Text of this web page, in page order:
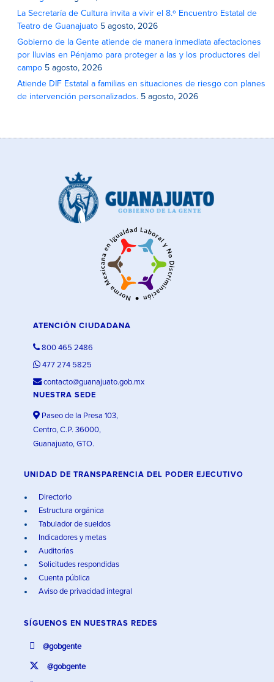
La Secretaría de Cultura invita a vivir el 8.º Encuentro Estatal de
Teatro de Guanajuato 5 agosto, 2026
Gobierno de la Gente atiende de manera inmediata afectaciones
por lluvias en Pénjamo para proteger a las y los productores del
campo 5 agosto, 2026
Atiende DIF Estatal a familias en situaciones de riesgo con planes
de intervención personalizados. 5 agosto, 2026
ATENCIÓN CIUDADANA
800 465 2486
477 274 5825
contacto@guanajuato.gob.mx
NUESTRA SEDE
Paseo de la Presa 103,
Centro, C.P. 36000,
Guanajuato, GTO.
UNIDAD DE TRANSPARENCIA DEL PODER EJECUTIVO
Directorio
Estructura orgánica
Tabulador de sueldos
Indicadores y metas
Auditorías
Solicitudes respondidas
Cuenta pública
Aviso de privacidad integral
SÍGUENOS EN NUESTRAS REDES
@gobgente
@gobgente